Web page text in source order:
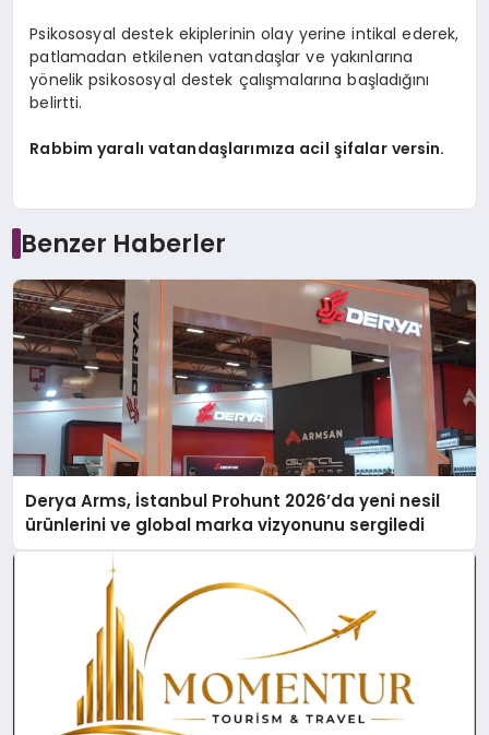
Psikososyal destek ekiplerinin olay yerine intikal ederek,
patlamadan etkilenen vatandaşlar ve yakınlarına
yönelik psikososyal destek çalışmalarına başladığını
belirtti.
Rabbim yaralı vatandaşlarımıza acil şifalar versin.
Benzer Haberler
Derya Arms, İstanbul Prohunt 2026’da yeni nesil
ürünlerini ve global marka vizyonunu sergiledi